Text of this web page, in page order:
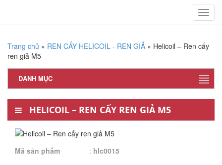
Trang chủ » REN CẤY HELICOIL - REN GIẢ » Helicoil – Ren cấy
ren giả M5
DANH MỤC
HELICOIL – REN CẤY REN GIẢ M5
Mã sản phẩm : hlc0015